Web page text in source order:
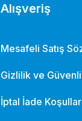
Alışveriş
Mesafeli Satış
Gizlilik ve
İptal İade